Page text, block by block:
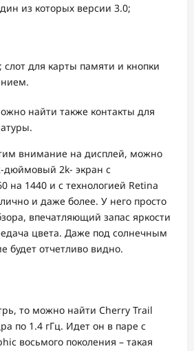
из которых версии 3.0;
слот для карты памяти и кнопки
найти также контакты для
внимание на дисплей, можно
дюймовый 2k- экран с
на 1440 и с технологией Retina
и даже более. У него просто
впечатляющий запас яркости
цвета. Даже под солнечным
будет отчетливо видно.
то можно найти Cherry Trail
по 1.4 гГц. Идет он в паре с
восьмого поколения – такая